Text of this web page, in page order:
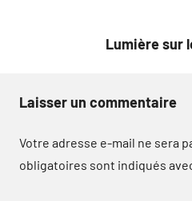
Lumière sur
Laisser un commentaire
Votre adresse e-mail ne sera
obligatoires sont indiqués